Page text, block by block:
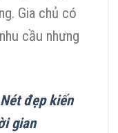
Gia chủ có
cầu nhưng
đẹp kiến
gian